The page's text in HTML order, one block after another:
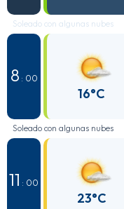
Soleado con algunas nubes
8 : 00
16°C
Soleado con algunas nubes
11 : 00
23°C